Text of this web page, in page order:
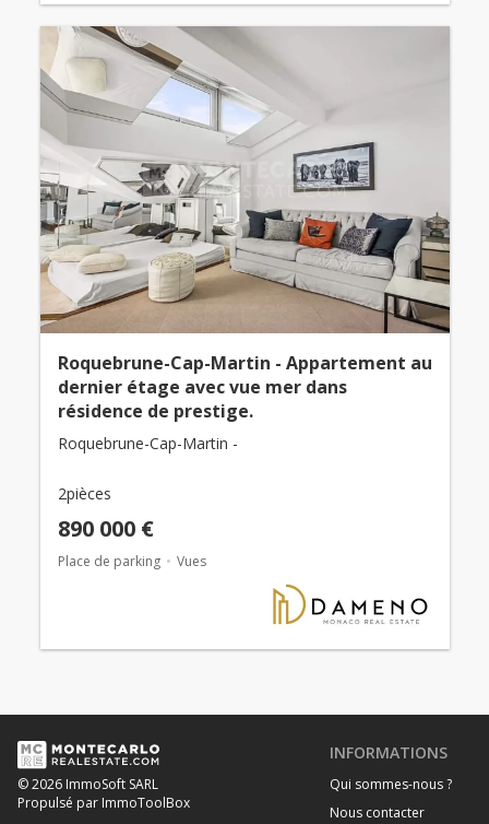
Roquebrune-Cap-Martin - Appartement au
dernier étage avec vue mer dans
résidence de prestige.
Roquebrune-Cap-Martin -
2pièces
890 000 €
Place de parking Vues
© 2026 ImmoSoft SARL
Propulsé par ImmoToolBox
INFORMATIONS
Qui sommes-nous ?
Nous contacter